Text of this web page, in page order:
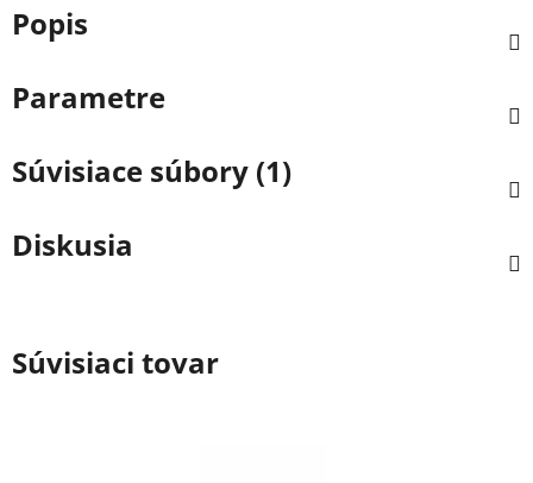
Popis
Parametre
Súvisiace súbory (1)
Diskusia
Súvisiaci tovar